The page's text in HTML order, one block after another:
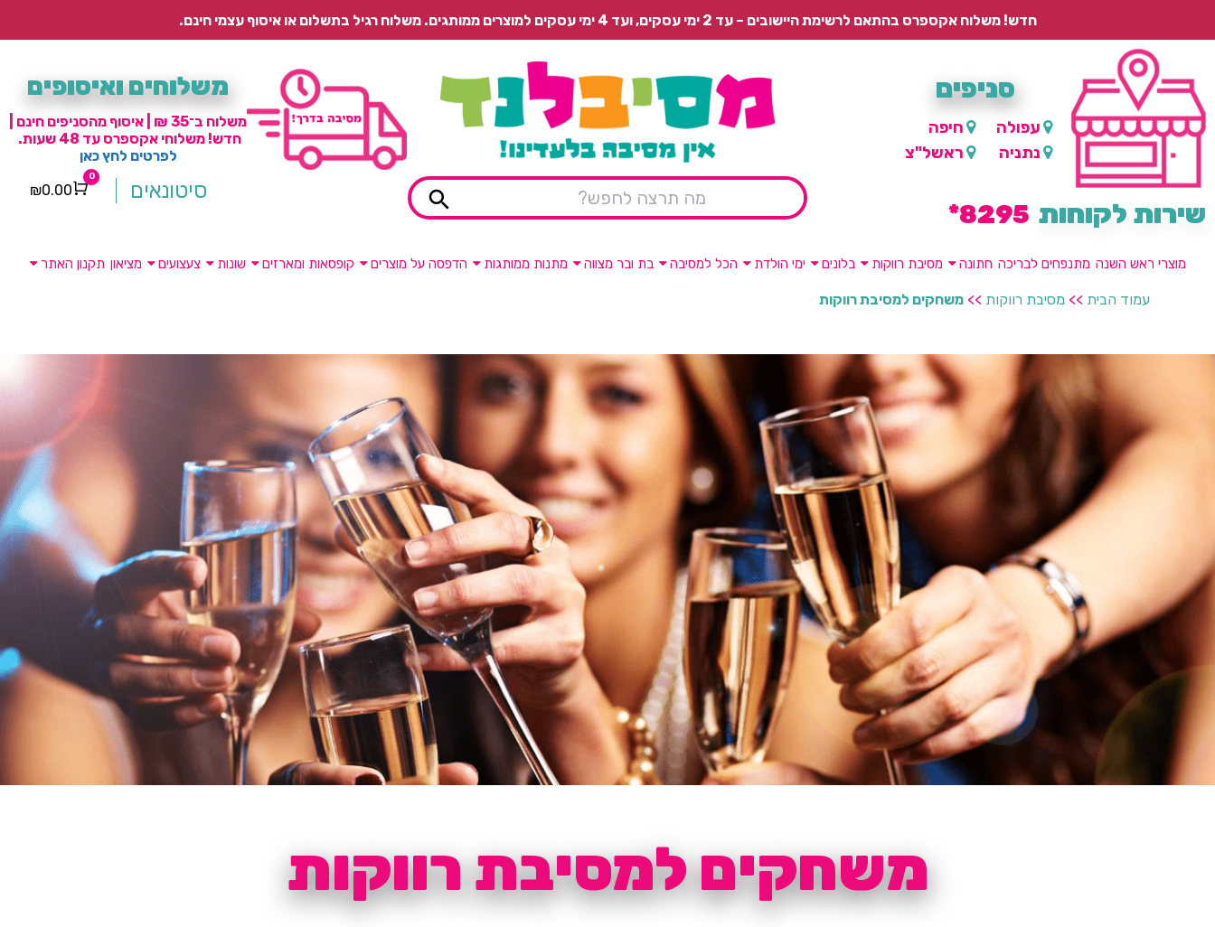
חדש! משלוח אקספרס בהתאם לרשימת היישובים – עד 2 ימי עסקים, ועד 4 ימי עסקים למוצרים ממותגים. משלוח רגיל בתשלום או איסוף עצמי חינם.
סניפים
עפולה
חיפה
נתניה
ראשל"צ
שירות לקוחות 8295*
משלוחים ואיסופים
משלוח ב־35 ₪ | איסוף מהסניפים חינם |
חדש! משלוחי אקספרס עד 48 שעות.
לפרטים לחץ כאן
סיטונאים Cart
0
₪0.00
מוצרי ראש השנה מתנפחים לבריכה חתונה מסיבת רווקות בלונים ימי הולדת הכל למסיבה בת ובר מצווה מתנות ממותגות הדפסה על מוצרים קופסאות ומארזים שונות צעצועים מציאון תקנון האתר
עמוד הבית >> מסיבת רווקות >> משחקים למסיבת רווקות
משחקים למסיבת רווקות